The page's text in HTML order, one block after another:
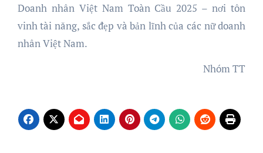
Doanh nhân Việt Nam Toàn Cầu 2025 – nơi tôn
vinh tài năng, sắc đẹp và bản lĩnh của các nữ doanh
nhân Việt Nam.
Nhóm TT